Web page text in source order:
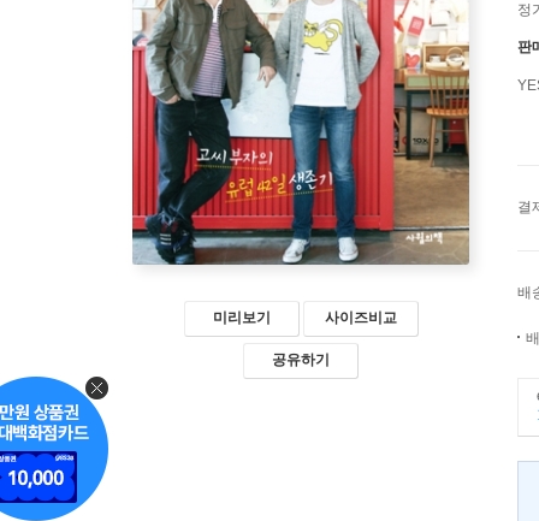
미리보기 사이즈비교
공유하기
정
판
결
배